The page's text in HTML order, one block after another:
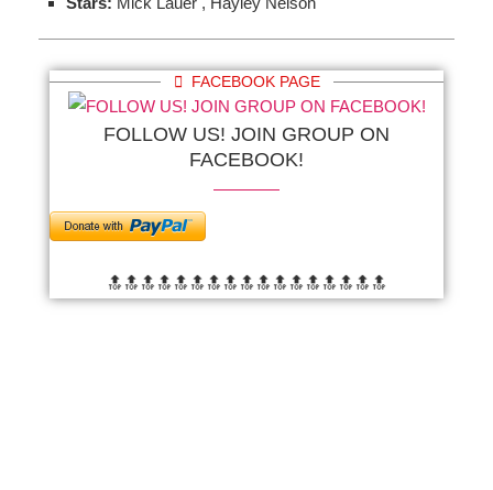
FACEBOOK PAGE
FOLLOW US! JOIN GROUP ON
FACEBOOK!
🔝🔝🔝🔝🔝🔝 🔝🔝🔝🔝🔝🔝 🔝🔝🔝🔝🔝